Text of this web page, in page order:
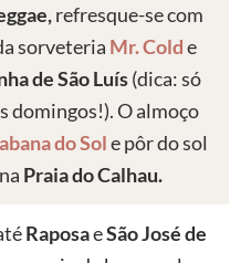
refresque-se com
sorveteria Mr. Colde
de São Luís(dica: só
domingos!). O almoço
do Sole pôr do sol
Praia do Calhau.
RaposaeSão José de